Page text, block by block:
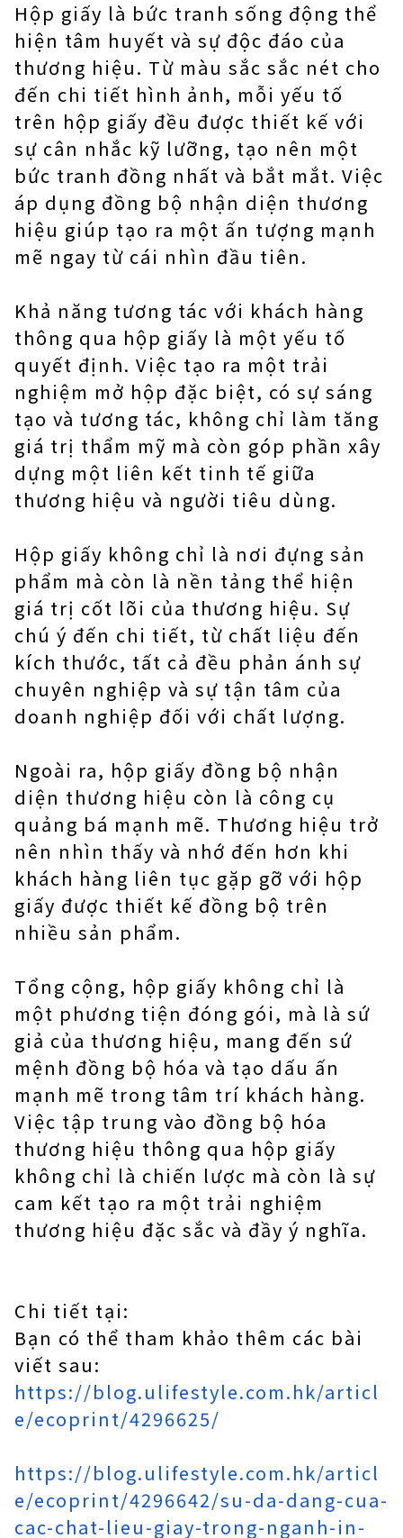
Hộp giấy là bức tranh sống động thể
hiện tâm huyết và sự độc đáo của
thương hiệu. Từ màu sắc sắc nét cho
đến chi tiết hình ảnh, mỗi yếu tố
trên hộp giấy đều được thiết kế với
sự cân nhắc kỹ lưỡng, tạo nên một
bức tranh đồng nhất và bắt mắt. Việc
áp dụng đồng bộ nhận diện thương
hiệu giúp tạo ra một ấn tượng mạnh
mẽ ngay từ cái nhìn đầu tiên.
Khả năng tương tác với khách hàng
thông qua hộp giấy là một yếu tố
quyết định. Việc tạo ra một trải
nghiệm mở hộp đặc biệt, có sự sáng
tạo và tương tác, không chỉ làm tăng
giá trị thẩm mỹ mà còn góp phần xây
dựng một liên kết tinh tế giữa
thương hiệu và người tiêu dùng.
Hộp giấy không chỉ là nơi đựng sản
phẩm mà còn là nền tảng thể hiện
giá trị cốt lõi của thương hiệu. Sự
chú ý đến chi tiết, từ chất liệu đến
kích thước, tất cả đều phản ánh sự
chuyên nghiệp và sự tận tâm của
doanh nghiệp đối với chất lượng.
Ngoài ra, hộp giấy đồng bộ nhận
diện thương hiệu còn là công cụ
quảng bá mạnh mẽ. Thương hiệu trở
nên nhìn thấy và nhớ đến hơn khi
khách hàng liên tục gặp gỡ với hộp
giấy được thiết kế đồng bộ trên
nhiều sản phẩm.
Tổng cộng, hộp giấy không chỉ là
một phương tiện đóng gói, mà là sứ
giả của thương hiệu, mang đến sứ
mệnh đồng bộ hóa và tạo dấu ấn
mạnh mẽ trong tâm trí khách hàng.
Việc tập trung vào đồng bộ hóa
thương hiệu thông qua hộp giấy
không chỉ là chiến lược mà còn là sự
cam kết tạo ra một trải nghiệm
thương hiệu đặc sắc và đầy ý nghĩa.
Chi tiết tại:
Bạn có thể tham khảo thêm các bài
viết sau:
https://blog.ulifestyle.com.hk/articl
e/ecoprint/4296625/
https://blog.ulifestyle.com.hk/articl
e/ecoprint/4296642/su-da-dang-cua-
cac-chat-lieu-giay-trong-nganh-in-